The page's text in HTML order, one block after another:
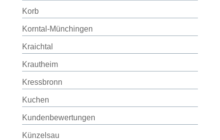
Korb
Korntal-Münchingen
Kraichtal
Krautheim
Kressbronn
Kuchen
Kundenbewertungen
Künzelsau